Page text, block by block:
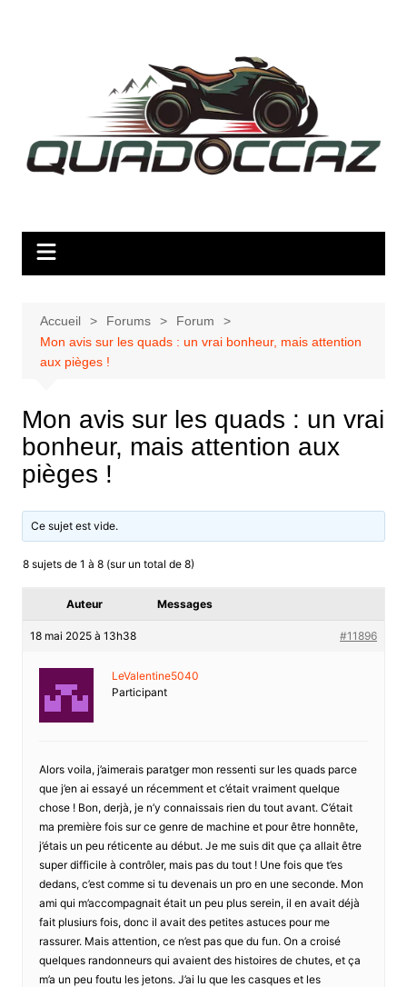
Accueil Forums
Forum
Mon avis sur les quads : un vrai bonheur, mais attention
aux pièges !
Mon avis sur les quads : un vrai
bonheur, mais attention aux
pièges !
Ce sujet est vide.
8 sujets de 1 à 8 (sur un total de 8)
Auteur Messages
18 mai 2025 à 13h38 #11896
LeValentine5040
Participant
Alors voila, j’aimerais paratger mon ressenti sur les quads parce
que j’en ai essayé un récemment et c’était vraiment quelque
chose ! Bon, derjà, je n’y connaissais rien du tout avant. C’était
ma première fois sur ce genre de machine et pour être honnête,
j’étais un peu réticente au début. Je me suis dit que ça allait être
super difficile à contrôler, mais pas du tout ! Une fois que t’es
dedans, c’est comme si tu devenais un pro en une seconde. Mon
ami qui m’accompagnait était un peu plus serein, il en avait déjà
fait plusiurs fois, donc il avait des petites astuces pour me
rassurer. Mais attention, ce n’est pas que du fun. On a croisé
quelques randonneurs qui avaient des histoires de chutes, et ça
m’a un peu foutu les jetons. J’ai lu que les casques et les